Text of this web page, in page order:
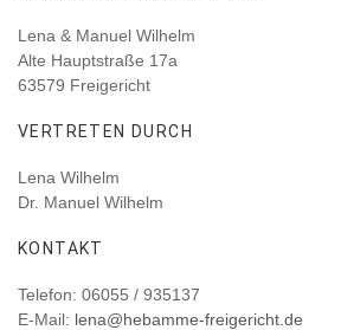
Lena & Manuel Wilhelm
Alte Hauptstraße 17a
63579 Freigericht
VERTRETEN DURCH
Lena Wilhelm
Dr. Manuel Wilhelm
KONTAKT
Telefon: 06055 / 935137
E-Mail: lena@hebamme-freigericht.de